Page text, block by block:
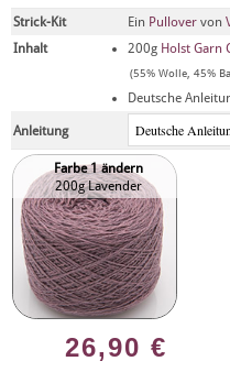
Strick-Kit Ein Pullover von
Inhalt
200g Holst Garn
(55% Wolle, 45%
Deutsche
Anleitung
Farbe 1 ändern
200g Lavender
26,90 €